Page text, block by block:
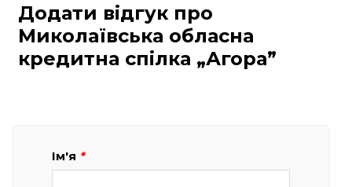
Додати відгук про
Миколаївська обласна
кредитна спілка „Агора”
Ім'я *